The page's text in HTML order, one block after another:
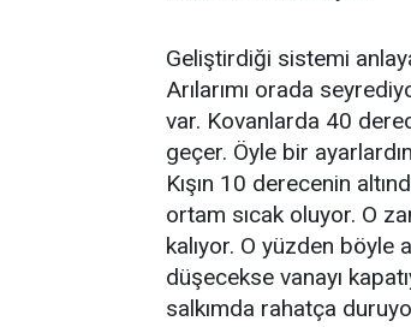
Geliştirdiği sistemi
Arılarımı orada
var. Kovanlarda 40
geçer. Öyle bir
Kışın 10 derecenin
ortam sıcak oluyor. O
kalıyor. O yüzden böyle
düşecekse vanayı
salkımda rahatça